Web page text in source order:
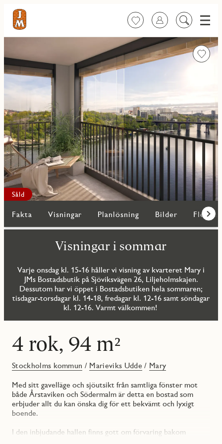
FavoriterLogga in
Sök
innehåll
Meny
Såld
Fakta Visningar Planlösning Bilder Fler
Visningar i sommar
Varje onsdag kl. 15-16 håller vi visning av kvarteret Mary i
JMs Bostadsbutik på Sjöviksvägen 26, Liljeholmskajen.
Dessutom har vi öppet i Bostadsbutiken hela sommaren;
tisdagar-torsdagar kl. 14-18, fredagar kl. 12-16 samt söndagar
kl. 12-16. Varmt välkommen!
4 rok, 94 m²
Stockholms kommun / Marieviks Udde / Mary
Med sitt gavelläge och sjöutsikt från samtliga fönster mot
både Årstaviken och Södermalm är detta en bostad som
erbjuder allt du kan önska dig för ett bekvämt och lyxigt
boende.
I den inbjudande hallen finns gott om förvaring bakom